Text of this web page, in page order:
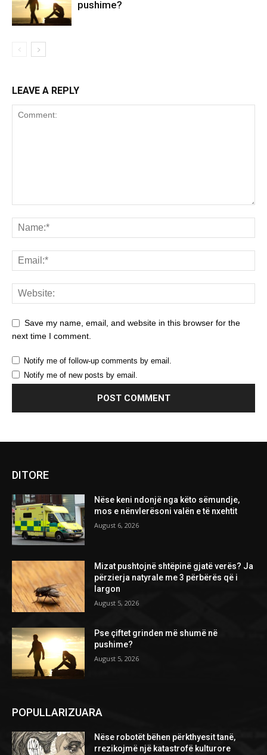
pushime?
LEAVE A REPLY
Save my name, email, and website in this browser for the
next time I comment.
Notify me of follow-up comments by email.
Notify me of new posts by email.
DITORE
Nëse keni ndonjë nga këto sëmundje,
mos e nënvlerësoni valën e të nxehtit
August 6, 2026
Mizat pushtojnë shtëpinë gjatë verës? Ja
përzierja natyrale me 3 përbërës që i
largon
August 5, 2026
Pse çiftet grinden më shumë në
pushime?
August 5, 2026
POPULLARIZUARA
Nëse robotët bëhen përkthyesit tanë,
rrezikojmë një katastrofë kulturore